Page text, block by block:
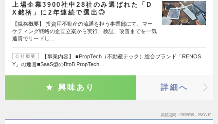
上場企業3900社中28社のみ選ばれた「D
X銘柄」に2年連続で選出◎
【職務概要】 投資用不動産の流通を担う事業部にて、マー
ケティング戦略の企画立案から実行、検証、改善までを一気
通貫でリードし…
会社概要
【事業内容】 ■PropTech（不動産テック）総合ブランド「RENOS
Y」の運営■SaaS型のBtoB PropTech…
興味あり 詳細へ
掲載期間 26/08/06～26/08/19